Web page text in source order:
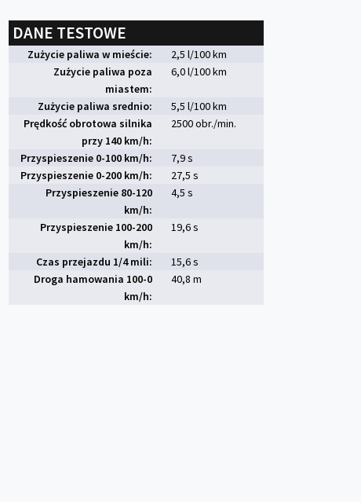
DANE TESTOWE
Zużycie paliwa w mieście:
2,5 l/100 km
Zużycie paliwa poza
miastem:
6,0 l/100 km
Zużycie paliwa srednio:
5,5 l/100 km
Prędkość obrotowa silnika
przy 140 km/h:
2500 obr./min.
Przyspieszenie 0-100 km/h:
7,9 s
Przyspieszenie 0-200 km/h:
27,5 s
Przyspieszenie 80-120
km/h:
4,5 s
Przyspieszenie 100-200
km/h:
19,6 s
Czas przejazdu 1/4 mili:
15,6 s
Droga hamowania 100-0
km/h:
40,8 m